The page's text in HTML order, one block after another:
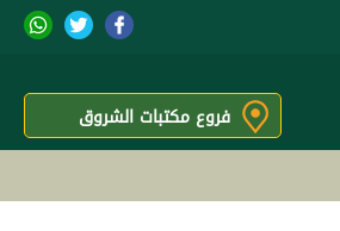
فروع مكتبات الشروق